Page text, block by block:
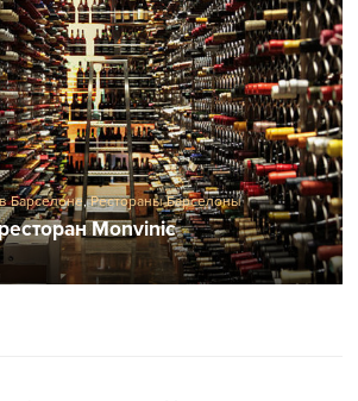
Барселоне,Рестораны Барселоны
Monvinic